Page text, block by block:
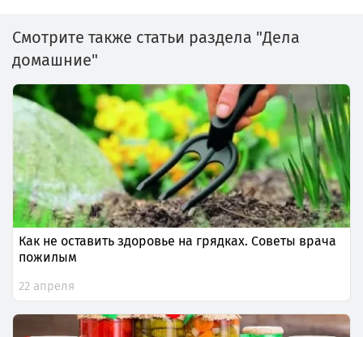
Смотрите также статьи раздела "Дела
домашние"
Как не оставить здоровье на грядках. Советы врача
пожилым
22 апреля